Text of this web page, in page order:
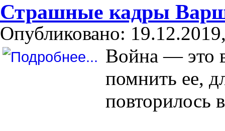
Страшные кадры
Опубликовано:
Война — это
помнить ее,
повторилось